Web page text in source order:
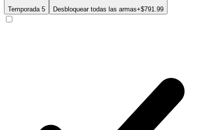
Temporada 5 Desbloquear todas las armas+$791.99